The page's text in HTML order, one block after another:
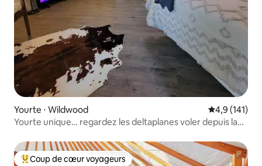
Yourte ⋅ Wildwood Évaluation
4,9 (141)
Yourte unique… regardez les deltaplanes voler depuis la
Coup de cœur voyageurs